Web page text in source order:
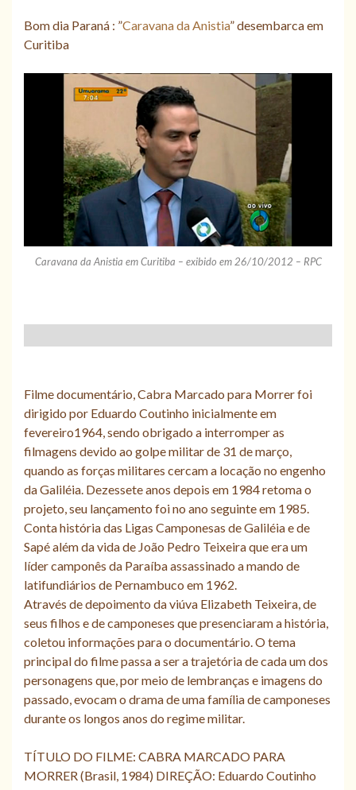
Bom dia Paraná : ”Caravana da Anistia” desembarca em
Curitiba
Caravana da Anistia em Curitiba – exibido em 26/10/2012 – RPC
Filme documentário, Cabra Marcado para Morrer foi
dirigido por Eduardo Coutinho inicialmente em
fevereiro1964, sendo obrigado a interromper as
filmagens devido ao golpe militar de 31 de março,
quando as forças militares cercam a locação no engenho
da Galiléia. Dezessete anos depois em 1984 retoma o
projeto, seu lançamento foi no ano seguinte em 1985.
Conta história das Ligas Camponesas de Galiléia e de
Sapé além da vida de João Pedro Teixeira que era um
líder camponês da Paraíba assassinado a mando de
latifundiários de Pernambuco em 1962.
Através de depoimento da viúva Elizabeth Teixeira, de
seus filhos e de camponeses que presenciaram a história,
coletou informações para o documentário. O tema
principal do filme passa a ser a trajetória de cada um dos
personagens que, por meio de lembranças e imagens do
passado, evocam o drama de uma família de camponeses
durante os longos anos do regime militar.
TÍTULO DO FILME: CABRA MARCADO PARA
MORRER (Brasil, 1984) DIREÇÃO: Eduardo Coutinho